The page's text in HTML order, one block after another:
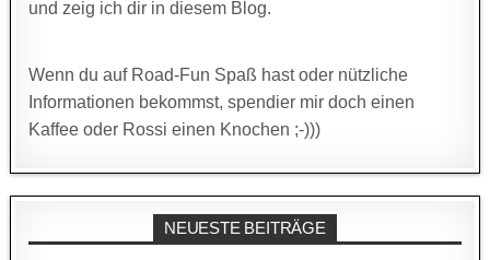
und zeig ich dir in diesem Blog.
Wenn du auf Road-Fun Spaß hast oder nützliche
Informationen bekommst, spendier mir doch einen
Kaffee oder Rossi einen Knochen ;-)))
NEUESTE BEITRÄGE